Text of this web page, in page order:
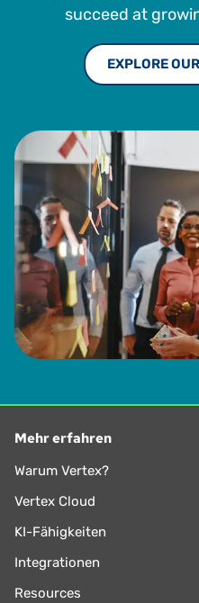
succeed at
EXPLORE
Mehr erfahren
Warum Vertex?
Vertex Cloud
KI-Fähigkeiten
Integrationen
Resources